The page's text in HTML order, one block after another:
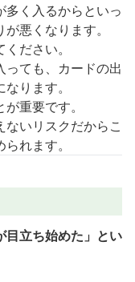
多く入るからといっ
悪くなります。
ださい。
っても、カードの出
ります。
重要です。
ないリスクだからこ
れます。
目立ち始めた」とい